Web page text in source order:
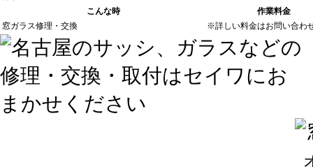
こんな時
作業料金
窓ガラス修理・交換
※詳しい料金はお問い合わ